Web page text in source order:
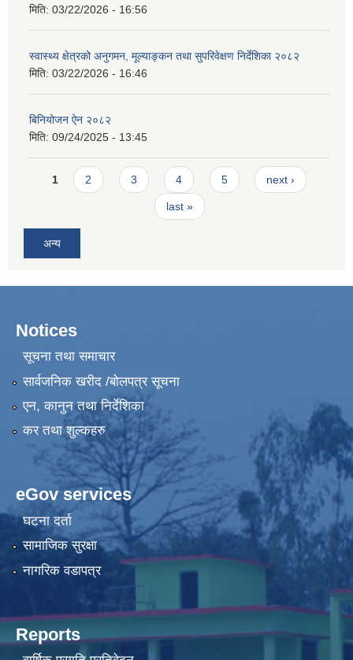
मिति: 03/22/2026 - 16:56
स्वास्थ्य क्षेत्रको अनुगमन, मूल्याङ्कन तथा सुपरिवेक्षण निर्देशिका २०८२
मिति: 03/22/2026 - 16:46
बिनियोजन ऐन २०८२
मिति: 09/24/2025 - 13:45
Pages
1 2 3 4 5 next ›
last »
अन्य
Notices
सूचना तथा समाचार
सार्वजनिक खरीद /बोलपत्र सूचना
एन, कानुन तथा निर्देशिका
कर तथा शुल्कहरु
eGov services
घटना दर्ता
सामाजिक सुरक्षा
नागरिक वडापत्र
Reports